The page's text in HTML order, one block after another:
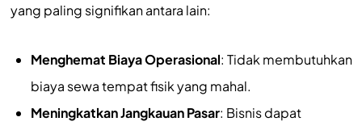
yang paling signifikan antara lain:
Menghemat Biaya Operasional: Tidak membutuhkan
biaya sewa tempat fisik yang mahal.
Meningkatkan Jangkauan Pasar: Bisnis dapat